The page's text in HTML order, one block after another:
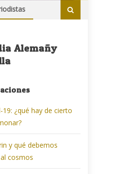
Alemañy
19: ¿qué hay de cierto
y qué debemos
cosmos